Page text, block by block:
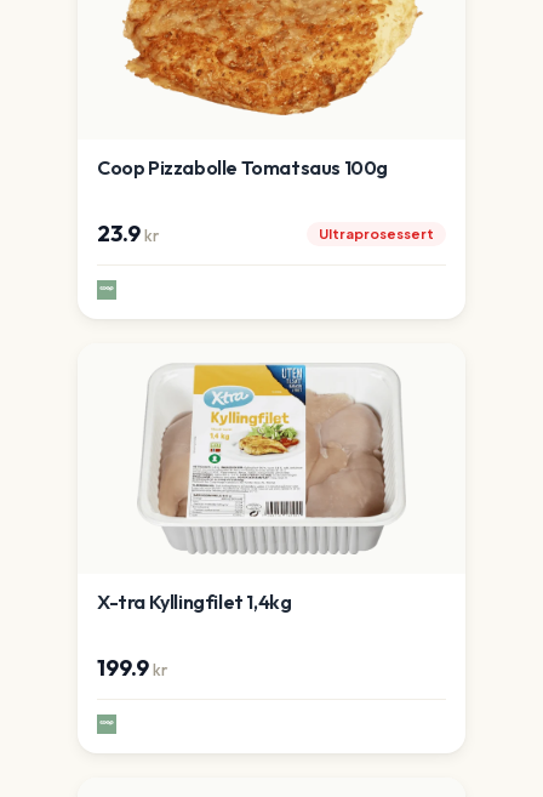
Coop Pizzabolle Tomatsaus 100g
23.9kr Ultraprosessert
X-tra Kyllingfilet 1,4kg
199.9kr